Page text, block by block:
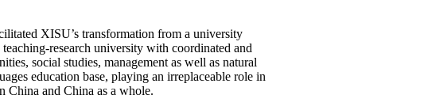
XISU’s transformation from a university
research university with coordinated and
social studies, management as well as natural
education base, playing an irreplaceable role in
China and China as a whole.